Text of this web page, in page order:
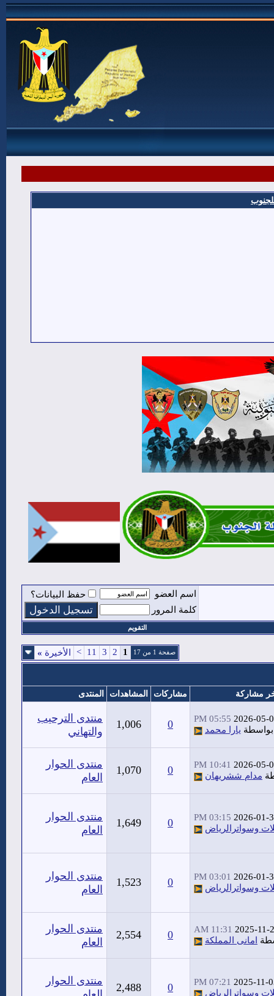
اسم العضو
حفظ البيانات؟
كلمة المرور
التقويم
صفحة 1 من 17 1
2
3
11
> الأخيرة »
مشاركة مشاركات المشاهدات المنتدى
2026-05-
05:55 PM
بواسطة يارا محمد 0
1,006
منتدى الترحيب
والتهاني
2026-05-
10:41 PM
مدام ششريهان 0
1,070
منتدى الحوار
العام
2026-01-
03:15 PM
وسواترالرياض
0
1,649
منتدى الحوار
العام
2026-01-
03:01 PM
وسواترالرياض
0
1,523
منتدى الحوار
العام
2025-11-
11:31 AM
امانى المملكة 0
2,554
منتدى الحوار
العام
2025-11-
07:21 PM
وسواترالرياض
0
2,488
منتدى الحوار